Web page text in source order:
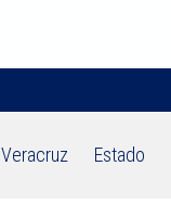
Veracruz Estado